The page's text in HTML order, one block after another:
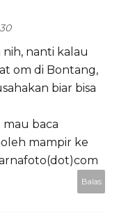
nanti kalau
om di Bontang,
biar bisa
mau baca
mampir ke
Balas